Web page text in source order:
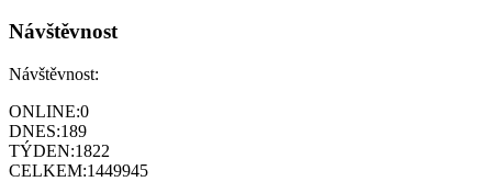
Návštěvnost
Návštěvnost:
ONLINE:0
DNES:189
TÝDEN:1822
CELKEM:1449945